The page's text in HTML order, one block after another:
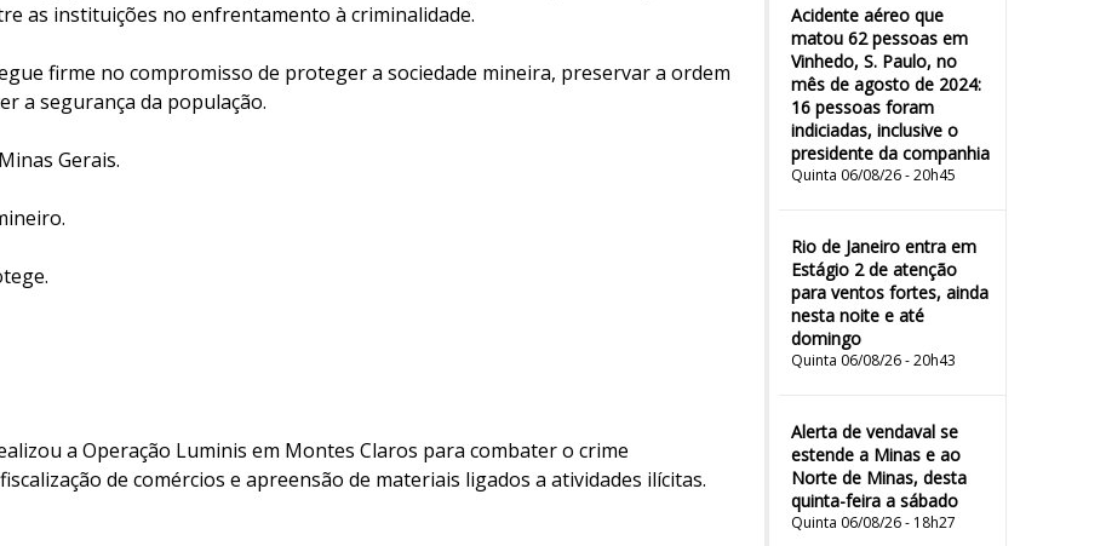
Acidente aéreo que
matou 62 pessoas em
Vinhedo, S. Paulo, no
mês de agosto de 2024:
16 pessoas foram
indiciadas, inclusive o
presidente da companhia
Quinta 06/08/26 - 20h45
Rio de Janeiro entra em
Estágio 2 de atenção
para ventos fortes, ainda
nesta noite e até
domingo
Quinta 06/08/26 - 20h43
Alerta de vendaval se
estende a Minas e ao
Norte de Minas, desta
quinta-feira a sábado
Quinta 06/08/26 - 18h27
as instituições no enfrentamento à criminalidade.
firme no compromisso de proteger a sociedade mineira, preservar a ordem
a segurança da população.
Gerais.
a Operação Luminis em Montes Claros para combater o crime
de comércios e apreensão de materiais ligados a atividades ilícitas.